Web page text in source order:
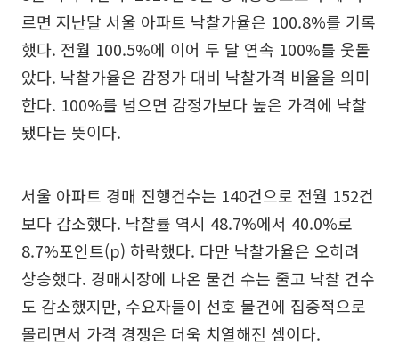
르면 지난달 서울 아파트 낙찰가율은 100.8%를 기록
했다. 전월 100.5%에 이어 두 달 연속 100%를 웃돌
았다. 낙찰가율은 감정가 대비 낙찰가격 비율을 의미
한다. 100%를 넘으면 감정가보다 높은 가격에 낙찰
됐다는 뜻이다.
서울 아파트 경매 진행건수는 140건으로 전월 152건
보다 감소했다. 낙찰률 역시 48.7%에서 40.0%로
8.7%포인트(p) 하락했다. 다만 낙찰가율은 오히려
상승했다. 경매시장에 나온 물건 수는 줄고 낙찰 건수
도 감소했지만, 수요자들이 선호 물건에 집중적으로
몰리면서 가격 경쟁은 더욱 치열해진 셈이다.